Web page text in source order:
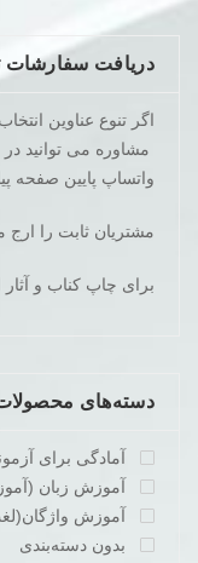
دریافت سفارشات تلفنی :
اگر تنوع عناوین
مشاوره می توانید در
واتساپ پایین صفحه
مشتریان ثابت را ارج
برای چاپ کناب و آثار
دسته‌های محصولات
آمادگی برای
آموزش زبان
آموزش
بدون دسته‌بندی